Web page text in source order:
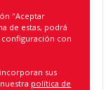
"Aceptar
de estas, podrá
configuración con
sus
política de